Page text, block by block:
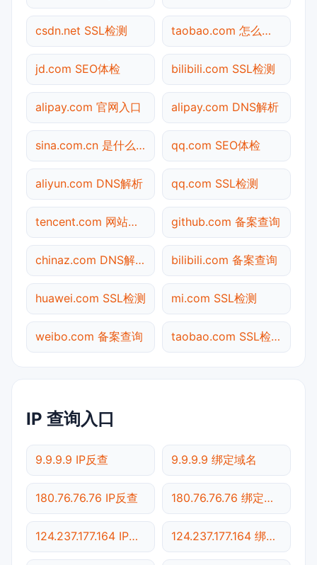
csdn.net SSL检测 taobao.com 怎么进入
jd.com SEO体检 bilibili.com SSL检测
alipay.com 官网入口 alipay.com DNS解析
sina.com.cn 是什么网站 qq.com SEO体检
aliyun.com DNS解析 qq.com SSL检测
tencent.com 网站状态 github.com 备案查询
chinaz.com DNS解析 bilibili.com 备案查询
huawei.com SSL检测 mi.com SSL检测
weibo.com 备案查询 taobao.com SSL检测
IP 查询入口
9.9.9.9 IP反查 9.9.9.9 绑定域名
180.76.76.76 IP反查 180.76.76.76 绑定域名
124.237.177.164 IP反查 124.237.177.164 绑定域名